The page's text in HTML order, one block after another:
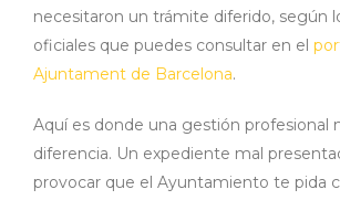
necesitaron un trámite diferido, según
oficiales que puedes consultar en el
Ajuntament de Barcelona.
Aquí es donde una gestión profesional
diferencia. Un expediente mal
provocar que el Ayuntamiento te pida